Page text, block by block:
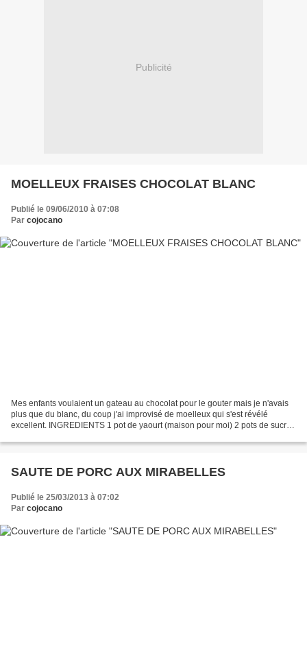
Publicité
MOELLEUX FRAISES CHOCOLAT BLANC
Publié le 09/06/2010 à 07:08
Par cojocano
Mes enfants voulaient un gateau au chocolat pour le gouter mais je n'avais
plus que du blanc, du coup j'ai improvisé de moelleux qui s'est révélé
excellent. INGREDIENTS 1 pot de yaourt (maison pour moi) 2 pots de sucre
SAUTE DE PORC AUX MIRABELLES
Publié le 25/03/2013 à 07:02
Par cojocano